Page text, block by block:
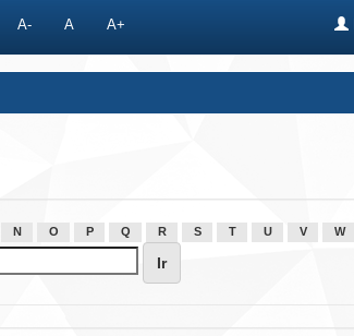
A- A A+
N O P Q R S T U V W